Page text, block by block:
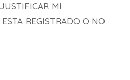
MI
REGISTRADO O NO